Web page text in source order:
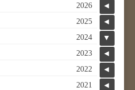
◄
2026
◄
2025
▼
2024
◄
2023
◄
2022
◄
2021